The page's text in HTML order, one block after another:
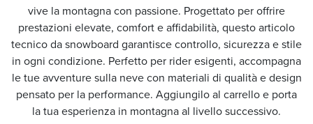
vive la montagna con passione. Progettato per offrire
prestazioni elevate, comfort e affidabilità, questo articolo
tecnico da snowboard garantisce controllo, sicurezza e stile
in ogni condizione. Perfetto per rider esigenti, accompagna
le tue avventure sulla neve con materiali di qualità e design
pensato per la performance. Aggiungilo al carrello e porta
la tua esperienza in montagna al livello successivo.